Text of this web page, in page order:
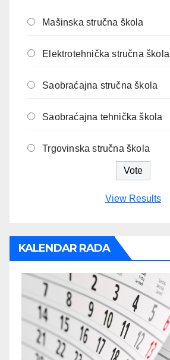
Mašinska stručna škola
Elektrotehnička stručna škola
Saobraćajna stručna škola
Saobraćajna tehnička škola
Trgovinska stručna škola
View Results
KALENDAR RADA